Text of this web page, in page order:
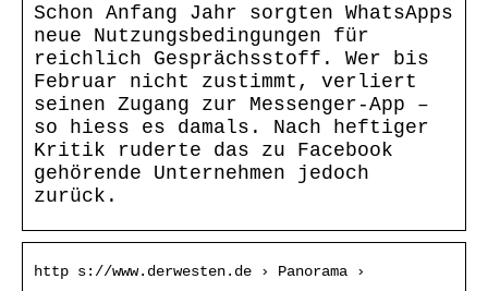
Schon Anfang Jahr sorgten WhatsApps
neue Nutzungsbedingungen für
reichlich Gesprächsstoff. Wer bis
Februar nicht zustimmt, verliert
seinen Zugang zur Messenger-App –
so hiess es damals. Nach heftiger
Kritik ruderte das zu Facebook
gehörende Unternehmen jedoch
zurück.
http s://www.derwesten.de › Panorama ›